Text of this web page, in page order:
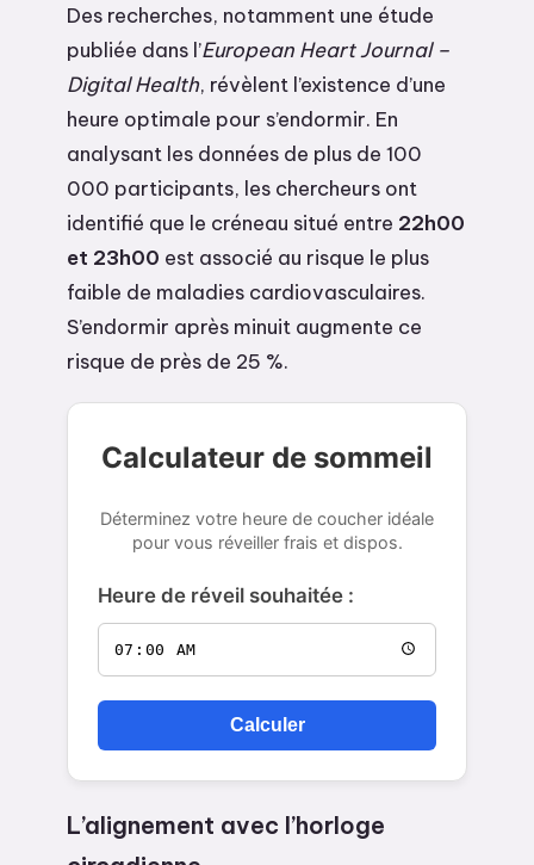
Des recherches, notamment une étude
publiée dans l’European Heart Journal –
Digital Health, révèlent l’existence d’une
heure optimale pour s’endormir. En
analysant les données de plus de 100
000 participants, les chercheurs ont
identifié que le créneau situé entre 22h00
et 23h00 est associé au risque le plus
faible de maladies cardiovasculaires.
S’endormir après minuit augmente ce
risque de près de 25 %.
Calculateur de sommeil
Déterminez votre heure de coucher idéale
pour vous réveiller frais et dispos.
Heure de réveil souhaitée :
Calculer
L’alignement avec l’horloge